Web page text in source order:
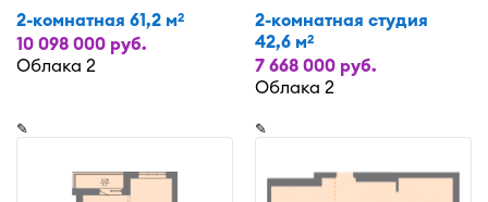
2-комнатная 61,2 м2
10 098 000 руб.
Облака 2
2-комнатная студия
42,6 м2
7 668 000 руб.
Облака 2
✎ ✎